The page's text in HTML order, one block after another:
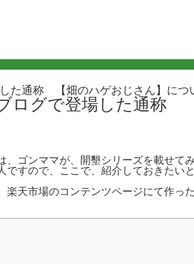
た通称 【畑のハゲおじさん】につ
ログで登場した通称
、ゴンママが、開墾シリーズを載せて
ですので、ここで、紹介しておきたい
楽天市場のコンテンツページにて作